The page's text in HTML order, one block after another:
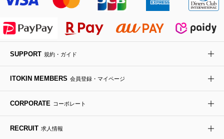
HIROKO KOSHINO
ライダースジャケット
デニムジャケット
ダウンジャケット・コート
ハンカチ・バンダナ
手袋
チャーム・ストラップ
バックパック・リュック
ボディバッグ・メッセンジャーバッグ
トラベルバッグ
フラットシューズ
ローファー
ドレスシューズ
カサブランカ・カラー
ラナンキュラス
ポプリアレンジ＆フレグランス
SUPPORT 規約・ガイド
ITOKIN MEMBERS 会員登録・マイページ
CORPORATE コーポレート
RECRUIT 求人情報